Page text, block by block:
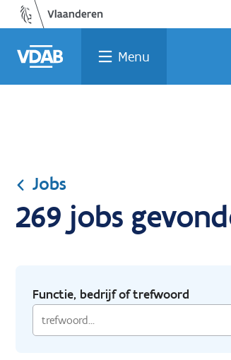
Ga
naar
de
inhoud
Vind
een
job
Vind
een
opleiding
Welke
job
past
bij
Terug
naar
home
Menu
Jobs
269 jobs
Functie, bedrijf of trefwoord